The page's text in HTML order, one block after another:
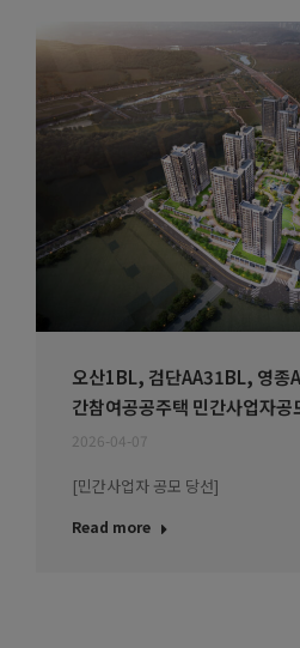
오산1BL, 검단AA31BL, 영종
간참여공공주택 민간사업자공
2026-04-07
[민간사업자 공모 당선]
Read more